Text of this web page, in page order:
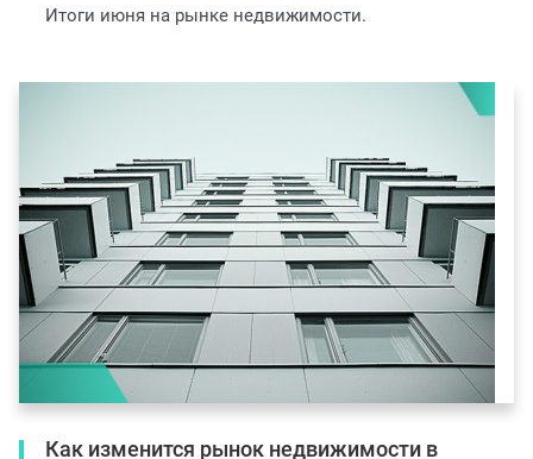
Итоги июня на рынке недвижимости.
Как изменится рынок недвижимости в